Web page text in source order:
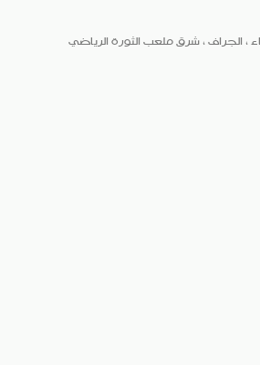
، الجراف ، شرق ملعب الثورة الرياضي